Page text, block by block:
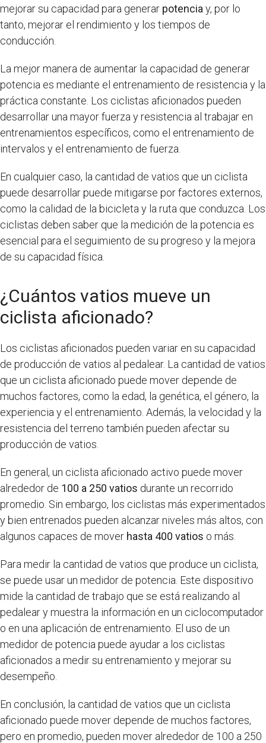
mejorar su capacidad para generar potencia y, por lo
tanto, mejorar el rendimiento y los tiempos de
conducción.
La mejor manera de aumentar la capacidad de generar
potencia es mediante el entrenamiento de resistencia y la
práctica constante. Los ciclistas aficionados pueden
desarrollar una mayor fuerza y resistencia al trabajar en
entrenamientos específicos, como el entrenamiento de
intervalos y el entrenamiento de fuerza.
En cualquier caso, la cantidad de vatios que un ciclista
puede desarrollar puede mitigarse por factores externos,
como la calidad de la bicicleta y la ruta que conduzca. Los
ciclistas deben saber que la medición de la potencia es
esencial para el seguimiento de su progreso y la mejora
de su capacidad física.
¿Cuántos vatios mueve un
ciclista aficionado?
Los ciclistas aficionados pueden variar en su capacidad
de producción de vatios al pedalear. La cantidad de vatios
que un ciclista aficionado puede mover depende de
muchos factores, como la edad, la genética, el género, la
experiencia y el entrenamiento. Además, la velocidad y la
resistencia del terreno también pueden afectar su
producción de vatios.
En general, un ciclista aficionado activo puede mover
alrededor de 100 a 250 vatios durante un recorrido
promedio. Sin embargo, los ciclistas más experimentados
y bien entrenados pueden alcanzar niveles más altos, con
algunos capaces de mover hasta 400 vatios o más.
Para medir la cantidad de vatios que produce un ciclista,
se puede usar un medidor de potencia. Este dispositivo
mide la cantidad de trabajo que se está realizando al
pedalear y muestra la información en un ciclocomputador
o en una aplicación de entrenamiento. El uso de un
medidor de potencia puede ayudar a los ciclistas
aficionados a medir su entrenamiento y mejorar su
desempeño.
En conclusión, la cantidad de vatios que un ciclista
aficionado puede mover depende de muchos factores,
pero en promedio, pueden mover alrededor de 100 a 250